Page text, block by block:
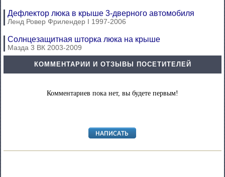
Дефлектор люка в крыше 3-дверного автомобиля
Ленд Ровер Фрилендер I 1997-2006
Солнцезащитная шторка люка на крыше
Мазда 3 ВК 2003-2009
КОММЕНТАРИИ И ОТЗЫВЫ ПОСЕТИТЕЛЕЙ
Комментариев пока нет, вы будете первым!